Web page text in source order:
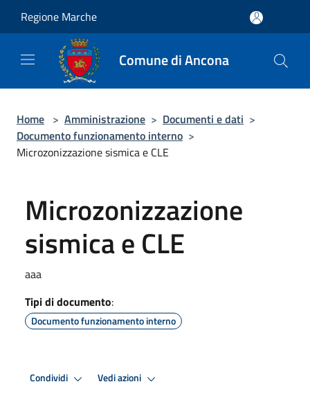
Regione Marche
Comune di Ancona
Home > Amministrazione > Documenti e dati >
Documento funzionamento interno >
Microzonizzazione sismica e CLE
Microzonizzazione
sismica e CLE
aaa
Tipi di documento:
Documento funzionamento interno
Condividi Vedi azioni